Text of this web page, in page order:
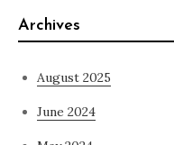
Archives
August 2025
June 2024